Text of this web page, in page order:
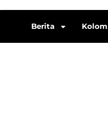
Berita Kolom